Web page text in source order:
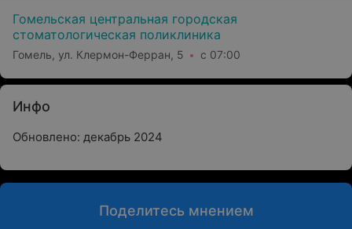
Гомельская центральная городская
стоматологическая поликлиника
Гомель, ул. Клермон-Ферран, 5 с 07:00
Инфо
Обновлено: декабрь 2024
Поделитесь мнением